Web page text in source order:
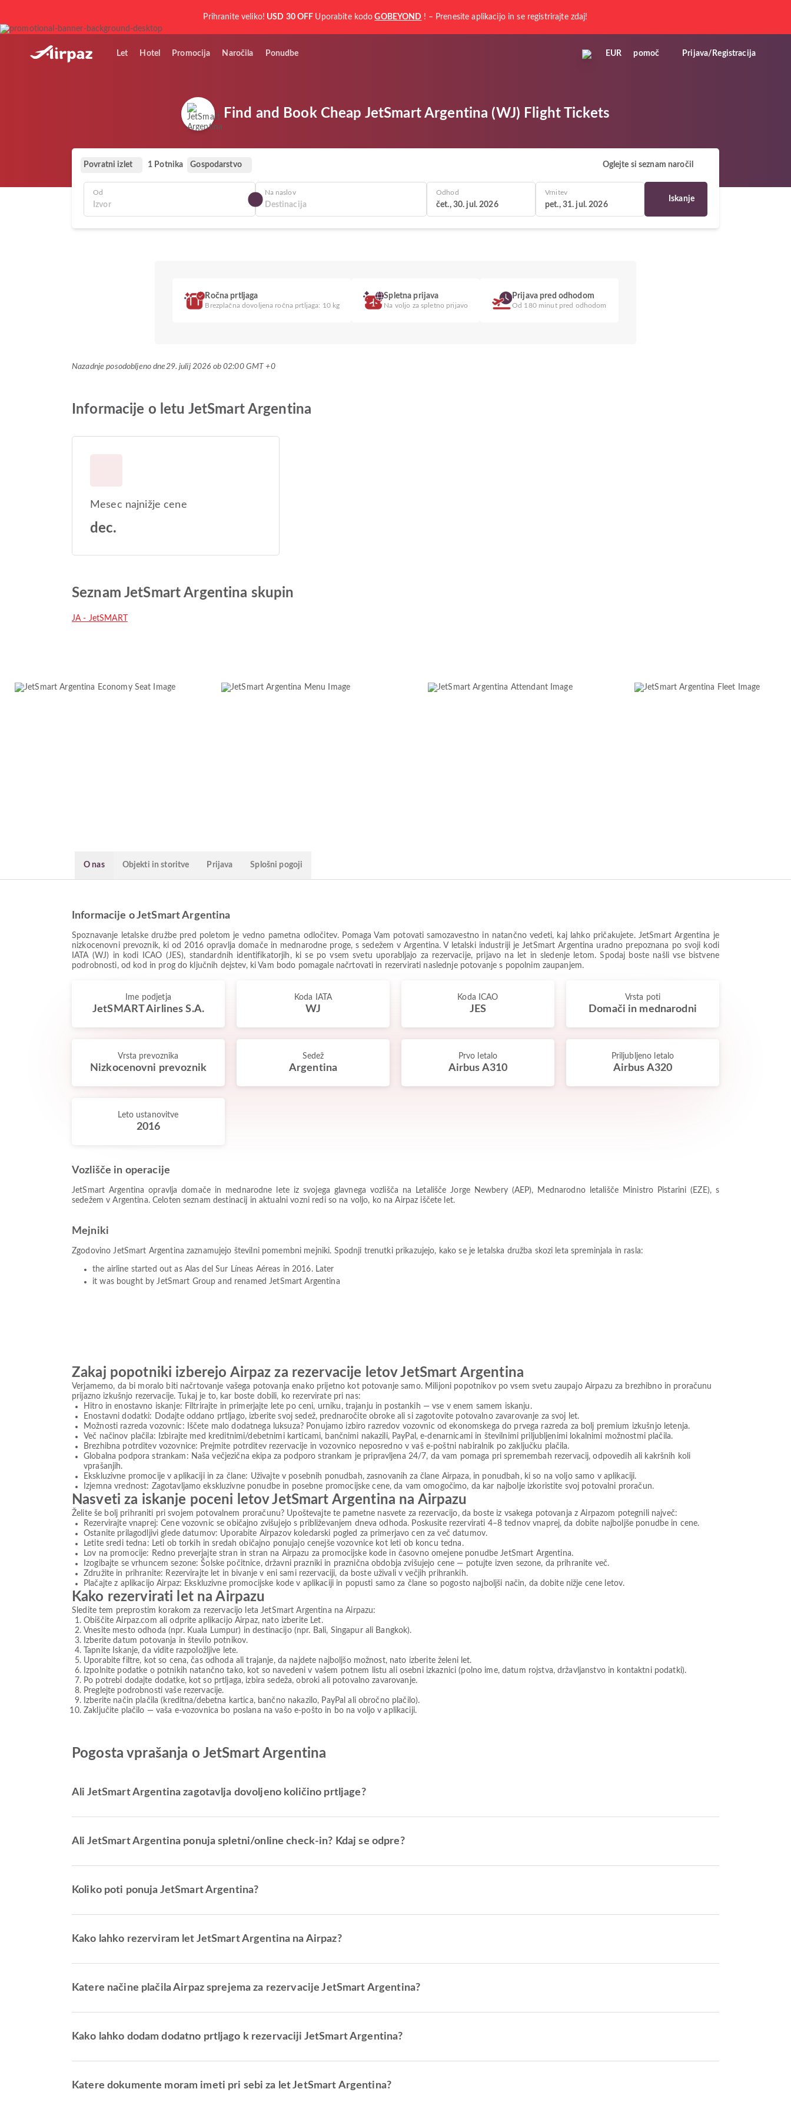
Prihranite veliko! USD 30 OFF Uporabite kodo GOBEYOND ! – Prenesite aplikacijo in se registrirajte zdaj!
Let Hotel Promocija Naročila Ponudbe EUR pomoč Prijava/Registracija
Find and Book Cheap JetSmart Argentina (WJ) Flight Tickets
Povratni izlet 1 Potnika Gospodarstvo Oglejte si seznam naročil
Od Na naslov Odhod
čet., 30. jul. 2026
Vrnitev
pet., 31. jul. 2026
Iskanje
Ročna prtljaga
Brezplačna dovoljena ročna prtljaga: 10 kg
Spletna prijava
Na voljo za spletno prijavo
Prijava pred odhodom
Od 180 minut pred odhodom
Nazadnje posodobljeno dne29. julij 2026 ob 02:00 GMT +0
Informacije o letu JetSmart Argentina
Mesec najnižje cene
dec.
Seznam JetSmart Argentina skupin
JA - JetSMART
O nas Objekti in storitve Prijava Splošni pogoji
Informacije o JetSmart Argentina
Spoznavanje letalske družbe pred poletom je vedno pametna odločitev. Pomaga Vam potovati samozavestno in natančno vedeti, kaj lahko pričakujete. JetSmart Argentina je
nizkocenovni prevoznik, ki od 2016 opravlja domače in mednarodne proge, s sedežem v Argentina. V letalski industriji je JetSmart Argentina uradno prepoznana po svoji kodi
IATA (WJ) in kodi ICAO (JES), standardnih identifikatorjih, ki se po vsem svetu uporabljajo za rezervacije, prijavo na let in sledenje letom. Spodaj boste našli vse bistvene
podrobnosti, od kod in prog do ključnih dejstev, ki Vam bodo pomagale načrtovati in rezervirati naslednje potovanje s popolnim zaupanjem.
Ime podjetja
JetSMART Airlines S.A.
Koda IATA
WJ
Koda ICAO
JES
Vrsta poti
Domači in mednarodni
Vrsta prevoznika
Nizkocenovni prevoznik
Sedež
Argentina
Prvo letalo
Airbus A310
Priljubljeno letalo
Airbus A320
Leto ustanovitve
2016
Vozlišče in operacije
JetSmart Argentina opravlja domače in mednarodne lete iz svojega glavnega vozlišča na Letališče Jorge Newbery (AEP), Mednarodno letališče Ministro Pistarini (EZE), s
sedežem v Argentina. Celoten seznam destinacij in aktualni vozni redi so na voljo, ko na Airpaz iščete let.
Mejniki
Zgodovino JetSmart Argentina zaznamujejo številni pomembni mejniki. Spodnji trenutki prikazujejo, kako se je letalska družba skozi leta spreminjala in rasla:
the airline started out as Alas del Sur Líneas Aéreas in 2016. Later
it was bought by JetSmart Group and renamed JetSmart Argentina
Zakaj popotniki izberejo Airpaz za rezervacije letov JetSmart Argentina
Verjamemo, da bi moralo biti načrtovanje vašega potovanja enako prijetno kot potovanje samo. Milijoni popotnikov po vsem svetu zaupajo Airpazu za brezhibno in proračunu
prijazno izkušnjo rezervacije. Tukaj je to, kar boste dobili, ko rezervirate pri nas:
Hitro in enostavno iskanje: Filtrirajte in primerjajte lete po ceni, urniku, trajanju in postankih — vse v enem samem iskanju.
Enostavni dodatki: Dodajte oddano prtljago, izberite svoj sedež, prednaročite obroke ali si zagotovite potovalno zavarovanje za svoj let.
Možnosti razreda vozovnic: Iščete malo dodatnega luksuza? Ponujamo izbiro razredov vozovnic od ekonomskega do prvega razreda za bolj premium izkušnjo letenja.
Več načinov plačila: Izbirajte med kreditnimi/debetnimi karticami, bančnimi nakazili, PayPal, e-denarnicami in številnimi priljubljenimi lokalnimi možnostmi plačila.
Brezhibna potrditev vozovnice: Prejmite potrditev rezervacije in vozovnico neposredno v vaš e-poštni nabiralnik po zaključku plačila.
Globalna podpora strankam: Naša večjezična ekipa za podporo strankam je pripravljena 24/7, da vam pomaga pri spremembah rezervacij, odpovedih ali kakršnih koli
vprašanjih.
Ekskluzivne promocije v aplikaciji in za člane: Uživajte v posebnih ponudbah, zasnovanih za člane Airpaza, in ponudbah, ki so na voljo samo v aplikaciji.
Izjemna vrednost: Zagotavljamo ekskluzivne ponudbe in posebne promocijske cene, da vam omogočimo, da kar najbolje izkoristite svoj potovalni proračun.
Nasveti za iskanje poceni letov JetSmart Argentina na Airpazu
Želite še bolj prihraniti pri svojem potovalnem proračunu? Upoštevajte te pametne nasvete za rezervacijo, da boste iz vsakega potovanja z Airpazom potegnili največ:
Rezervirajte vnaprej: Cene vozovnic se običajno zvišujejo s približevanjem dneva odhoda. Poskusite rezervirati 4–8 tednov vnaprej, da dobite najboljše ponudbe in cene.
Ostanite prilagodljivi glede datumov: Uporabite Airpazov koledarski pogled za primerjavo cen za več datumov.
Letite sredi tedna: Leti ob torkih in sredah običajno ponujajo cenejše vozovnice kot leti ob koncu tedna.
Lov na promocije: Redno preverjajte stran in stran na Airpazu za promocijske kode in časovno omejene ponudbe JetSmart Argentina.
Izogibajte se vrhuncem sezone: Šolske počitnice, državni prazniki in praznična obdobja zvišujejo cene — potujte izven sezone, da prihranite več.
Združite in prihranite: Rezervirajte let in bivanje v eni sami rezervaciji, da boste uživali v večjih prihrankih.
Plačajte z aplikacijo Airpaz: Ekskluzivne promocijske kode v aplikaciji in popusti samo za člane so pogosto najboljši način, da dobite nižje cene letov.
Kako rezervirati let na Airpazu
Sledite tem preprostim korakom za rezervacijo leta JetSmart Argentina na Airpazu:
Obiščite Airpaz.com ali odprite aplikacijo Airpaz, nato izberite Let.
Vnesite mesto odhoda (npr. Kuala Lumpur) in destinacijo (npr. Bali, Singapur ali Bangkok).
Izberite datum potovanja in število potnikov.
Tapnite Iskanje, da vidite razpoložljive lete.
Uporabite filtre, kot so cena, čas odhoda ali trajanje, da najdete najboljšo možnost, nato izberite želeni let.
Izpolnite podatke o potnikih natančno tako, kot so navedeni v vašem potnem listu ali osebni izkaznici (polno ime, datum rojstva, državljanstvo in kontaktni podatki).
Po potrebi dodajte dodatke, kot so prtljaga, izbira sedeža, obroki ali potovalno zavarovanje.
Preglejte podrobnosti vaše rezervacije.
Izberite način plačila (kreditna/debetna kartica, bančno nakazilo, PayPal ali obročno plačilo).
Zaključite plačilo — vaša e-vozovnica bo poslana na vašo e-pošto in bo na voljo v aplikaciji.
Pogosta vprašanja o JetSmart Argentina
Ali JetSmart Argentina zagotavlja dovoljeno količino prtljage?
Ali JetSmart Argentina ponuja spletni/online check-in? Kdaj se odpre?
Koliko poti ponuja JetSmart Argentina?
Kako lahko rezerviram let JetSmart Argentina na Airpaz?
Katere načine plačila Airpaz sprejema za rezervacije JetSmart Argentina?
Kako lahko dodam dodatno prtljago k rezervaciji JetSmart Argentina?
Katere dokumente moram imeti pri sebi za let JetSmart Argentina?